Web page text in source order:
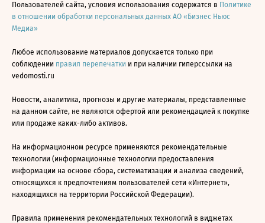
Пользователей сайта, условия использования содержатся в Политике
в отношении обработки персональных данных АО «Бизнес Ньюс
Медиа»
Любое использование материалов допускается только при
соблюдении правил перепечатки и при наличии гиперссылки на
vedomosti.ru
Новости, аналитика, прогнозы и другие материалы, представленные
на данном сайте, не являются офертой или рекомендацией к покупке
или продаже каких-либо активов.
На информационном ресурсе применяются рекомендательные
технологии (информационные технологии предоставления
информации на основе сбора, систематизации и анализа сведений,
относящихся к предпочтениям пользователей сети «Интернет»,
находящихся на территории Российской Федерации).
Правила применения рекомендательных технологий в виджетах